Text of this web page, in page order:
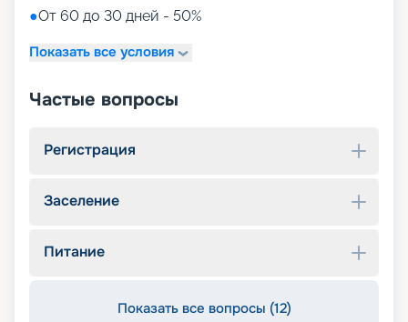
●От 60 до 30 дней - 50%
Показать все условия
Частые вопросы
Регистрация
Заселение
Питание
Показать все вопросы (12)